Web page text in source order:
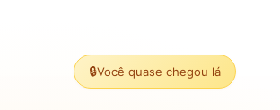
🔒Você quase chegou lá